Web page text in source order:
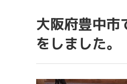
大阪府豊中市
をしました。